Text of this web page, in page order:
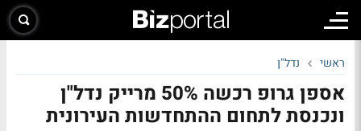
ראשי נדל"ן
אספן גרופ רכשה 50% מרייק נדל"ן
ונכנסת לתחום ההתחדשות העירונית